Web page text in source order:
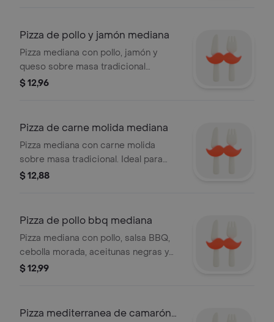
Pizza de pollo y jamón mediana
Pizza mediana con pollo, jamón y
queso sobre masa tradicional
horneada en leña.
$ 12,96
Pizza de carne molida mediana
Pizza mediana con carne molida
sobre masa tradicional. Ideal para
compartir.
$ 12,88
Pizza de pollo bbq mediana
Pizza mediana con pollo, salsa BBQ,
cebolla morada, aceitunas negras y
tomates cherry sobre masa
$ 12,99
Pizza mediterranea de camarón